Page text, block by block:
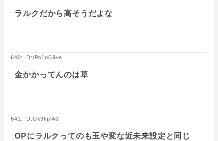
ラルクだから高そうだよな
640: ID:/Pn1oC9+a
金かかってんのは草
641: ID:Gk9lipIA0
OPにラルクってのも玉や変な近未来設定と同じ